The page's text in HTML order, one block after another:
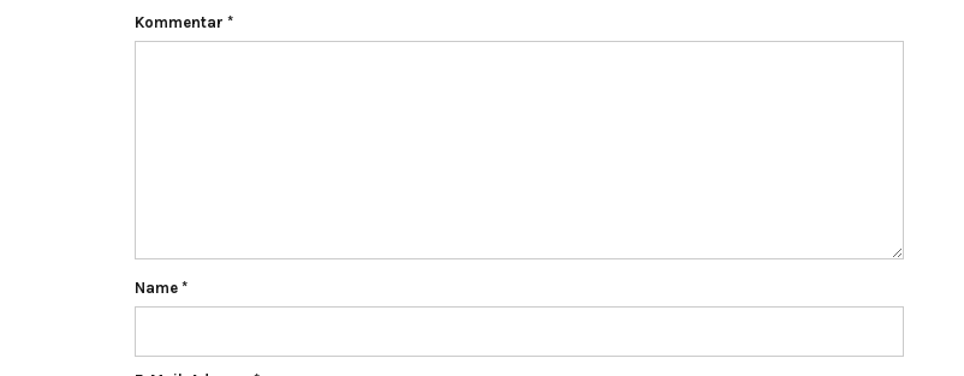
Kommentar *
Name *